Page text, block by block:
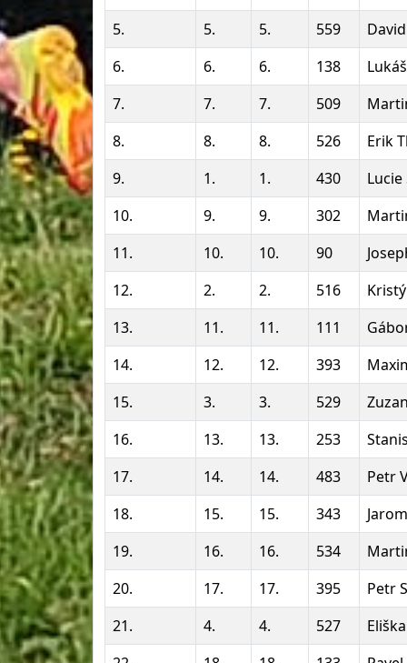
5.
5. 5. 559
6.
6. 6. 138
7.
7. 7. 509
8.
8. 8. 526
Erik
9.
1. 1. 430
10.
9. 9. 302
11.
10. 10. 90
12.
2. 2. 516
13.
11. 11. 111
14.
12. 12. 393
15.
3. 3. 529
16.
13. 13. 253
17.
14. 14. 483
Petr
18.
15. 15. 343
19.
16. 16. 534
20.
17. 17. 395
Petr
21.
4. 4. 527